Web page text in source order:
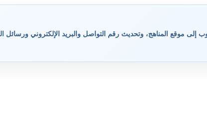
موقع المناهج، وتحديث رقم التواصل والبريد الإلكتروني ورسائل